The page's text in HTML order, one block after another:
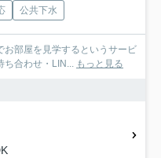
公共下水
お部屋を見学するというサービ
ち合わせ・LIN... もっと見る